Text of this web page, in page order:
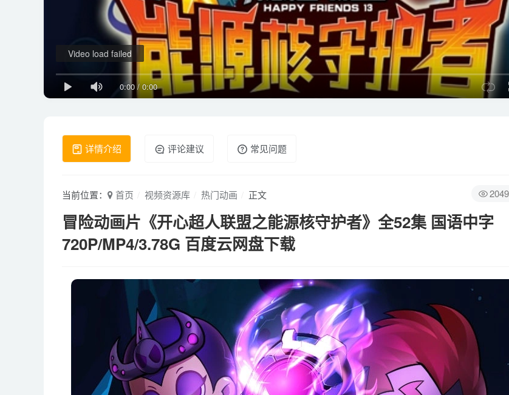
0:00 /0:00
Video load failed
详情介绍 评论建议 常见问题
2049
当前位置： 首页 视频资源库 热门动画 正文
冒险动画片《开心超人联盟之能源核守护者》全52集 国语中字
720P/MP4/3.78G 百度云网盘下载